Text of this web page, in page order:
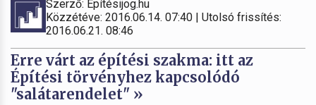
Szerző: Építésijog.hu
Közzétéve: 2016.06.14. 07:40 | Utolsó frissítés:
2016.06.21. 08:46
Erre várt az építési szakma: itt az
Építési törvényhez kapcsolódó
"salátarendelet" »